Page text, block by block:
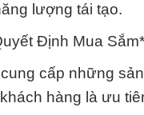
lượng tái tạo.
Định Mua
cấp những
hàng là ưu